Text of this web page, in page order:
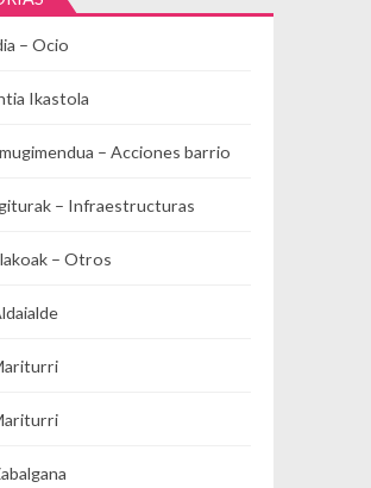
– Ocio
Ikastola
– Acciones barrio
– Infraestructuras
– Otros